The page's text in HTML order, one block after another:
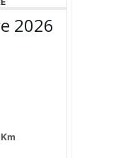
2026